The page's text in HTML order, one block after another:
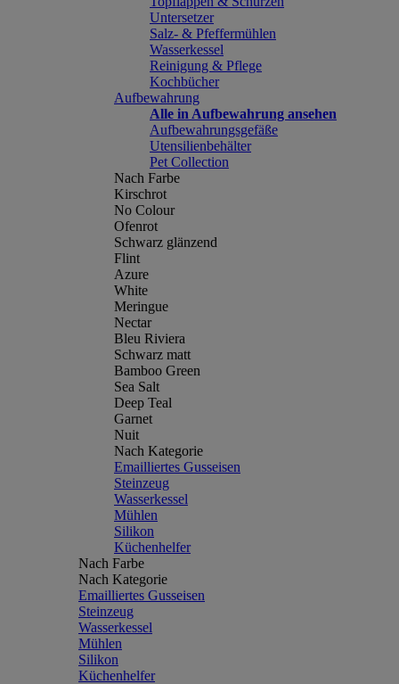
Untersetzer
Salz- & Pfeffermühlen
Wasserkessel
Reinigung & Pflege
Kochbücher
Aufbewahrung
Alle in Aufbewahrung ansehen
Aufbewahrungsgefäße
Utensilienbehälter
Pet Collection
Nach Farbe
Kirschrot
No Colour
Ofenrot
Schwarz glänzend
Flint
Azure
White
Meringue
Nectar
Bleu Riviera
Schwarz matt
Bamboo Green
Sea Salt
Deep Teal
Garnet
Nuit
Nach Kategorie
Emailliertes Gusseisen
Steinzeug
Wasserkessel
Mühlen
Silikon
Küchenhelfer
Nach Farbe
Nach Kategorie
Emailliertes Gusseisen
Steinzeug
Wasserkessel
Mühlen
Silikon
Küchenhelfer